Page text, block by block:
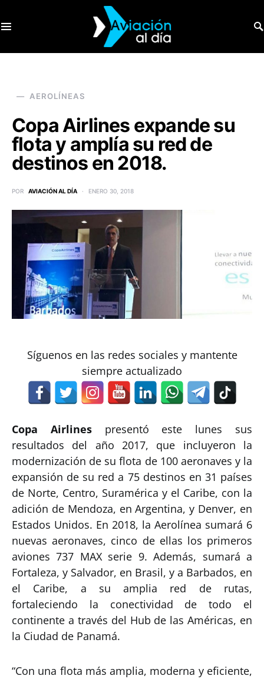
AEROLÍNEAS
Copa Airlines expande su
flota y amplía su red de
destinos en 2018.
POR AVIACIÓN AL DÍA ENERO 30, 2018
Síguenos en las redes sociales y mantente
siempre actualizado
Copa Airlinespresentó este lunes sus
resultados del año 2017, que incluyeron la
modernización de su flota de 100 aeronaves y la
expansión de su red a 75 destinos en 31 países
de Norte, Centro, Suramérica y el Caribe, con la
adición de Mendoza, en Argentina, y Denver, en
Estados Unidos. En 2018, la Aerolínea sumará 6
nuevas aeronaves, cinco de ellas los primeros
aviones 737 MAX serie 9. Además, sumará a
Fortaleza, y Salvador, en Brasil, y a Barbados, en
el Caribe, a su amplia red de rutas,
fortaleciendo la conectividad de todo el
continente a través del Hub de las Américas, en
la Ciudad de Panamá.
“Con una flota más amplia, moderna y eficiente,